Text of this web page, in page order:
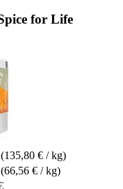
for Life
(135,80 € / kg)
(66,56 € / kg)